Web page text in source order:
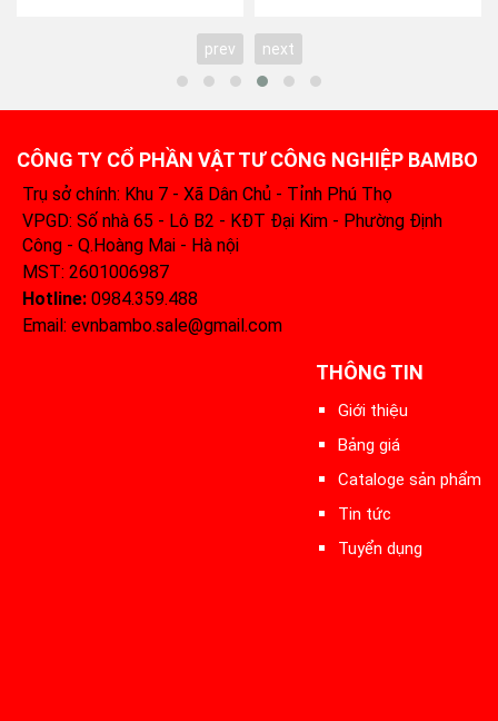
prev next
CÔNG TY CỔ PHẦN VẬT TƯ CÔNG NGHIỆP BAMBO
Trụ sở chính: Khu 7 - Xã Dân Chủ - Tỉnh Phú Thọ
VPGD: Số nhà 65 - Lô B2 - KĐT Đại Kim - Phường Định
Công - Q.Hoàng Mai - Hà nội
MST: 2601006987
Hotline: 0984.359.488‬
Email: evnbambo.sale@gmail.com
THÔNG TIN
Giới thiệu
Bảng giá
Cataloge sản phẩm
Tin tức
Tuyển dụng